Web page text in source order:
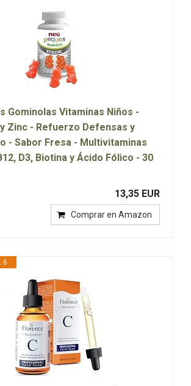
Gominolas Vitaminas Niños -
Zinc - Refuerzo Defensas y
- Sabor Fresa - Multivitaminas
D3, Biotina y Ácido Fólico - 30
13,35 EUR
Comprar en Amazon
6